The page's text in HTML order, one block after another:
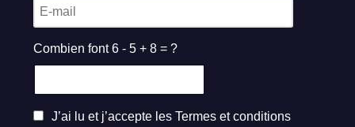
Combien font 6 - 5 + 8 = ?
J’ai lu et j’accepte les Termes et conditions